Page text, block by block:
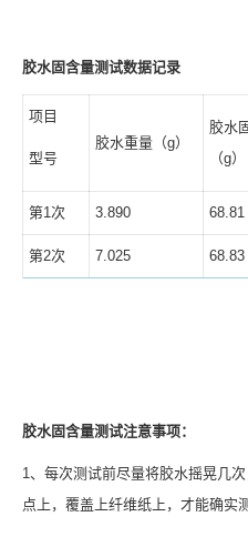
胶水固含量测试数据记录
项目
型号
胶水重量（g）
胶水
（g）
第1次 3.890 68.81
第2次 7.025 68.83
胶水固含量测试注意事项：
1、每次测试前尽量将胶水摇晃几
点上，覆盖上纤维纸上，才能确实